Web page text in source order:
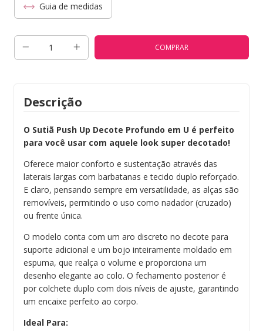
Guia de medidas
Descrição
O Sutiã Push Up Decote Profundo em U é perfeito
para você usar com aquele look super decotado!
Oferece maior conforto e sustentação através das
laterais largas com barbatanas e tecido duplo reforçado.
E claro, pensando sempre em versatilidade, as alças são
removíveis, permitindo o uso como nadador (cruzado)
ou frente única.
O modelo conta com um aro discreto no decote para
suporte adicional e um bojo inteiramente moldado em
espuma, que realça o volume e proporciona um
desenho elegante ao colo. O fechamento posterior é
por colchete duplo com dois níveis de ajuste, garantindo
um encaixe perfeito ao corpo.
Ideal Para: